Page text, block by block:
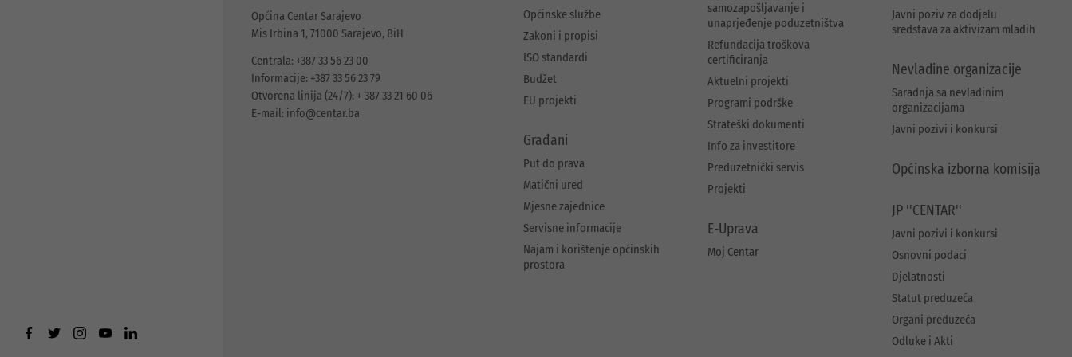
Općina Centar Sarajevo
Mis Irbina 1, 71000 Sarajevo, BiH
Centrala: +387 33 56 23 00
Informacije: +387 33 56 23 79
Otvorena linija (24/7): + 387 33 21 60 06
E-mail: info@centar.ba
Općinske službe
Zakoni i propisi
ISO standardi
Budžet
EU projekti
Građani
Put do prava
Matični ured
Mjesne zajednice
Servisne informacije
Najam i korištenje općinskih
prostora
samozapošljavanje i
unaprjeđenje poduzetništva
Refundacija troškova
certificiranja
Aktuelni projekti
Programi podrške
Strateški dokumenti
Info za investitore
Preduzetnički servis
Projekti
E-Uprava
Moj Centar
Javni poziv za dodjelu
sredstava za aktivizam mladih
Nevladine organizacije
Saradnja sa nevladinim
organizacijama
Javni pozivi i konkursi
Općinska izborna komisija
JP ''CENTAR''
Javni pozivi i konkursi
Osnovni podaci
Djelatnosti
Statut preduzeća
Organi preduzeća
Odluke i Akti